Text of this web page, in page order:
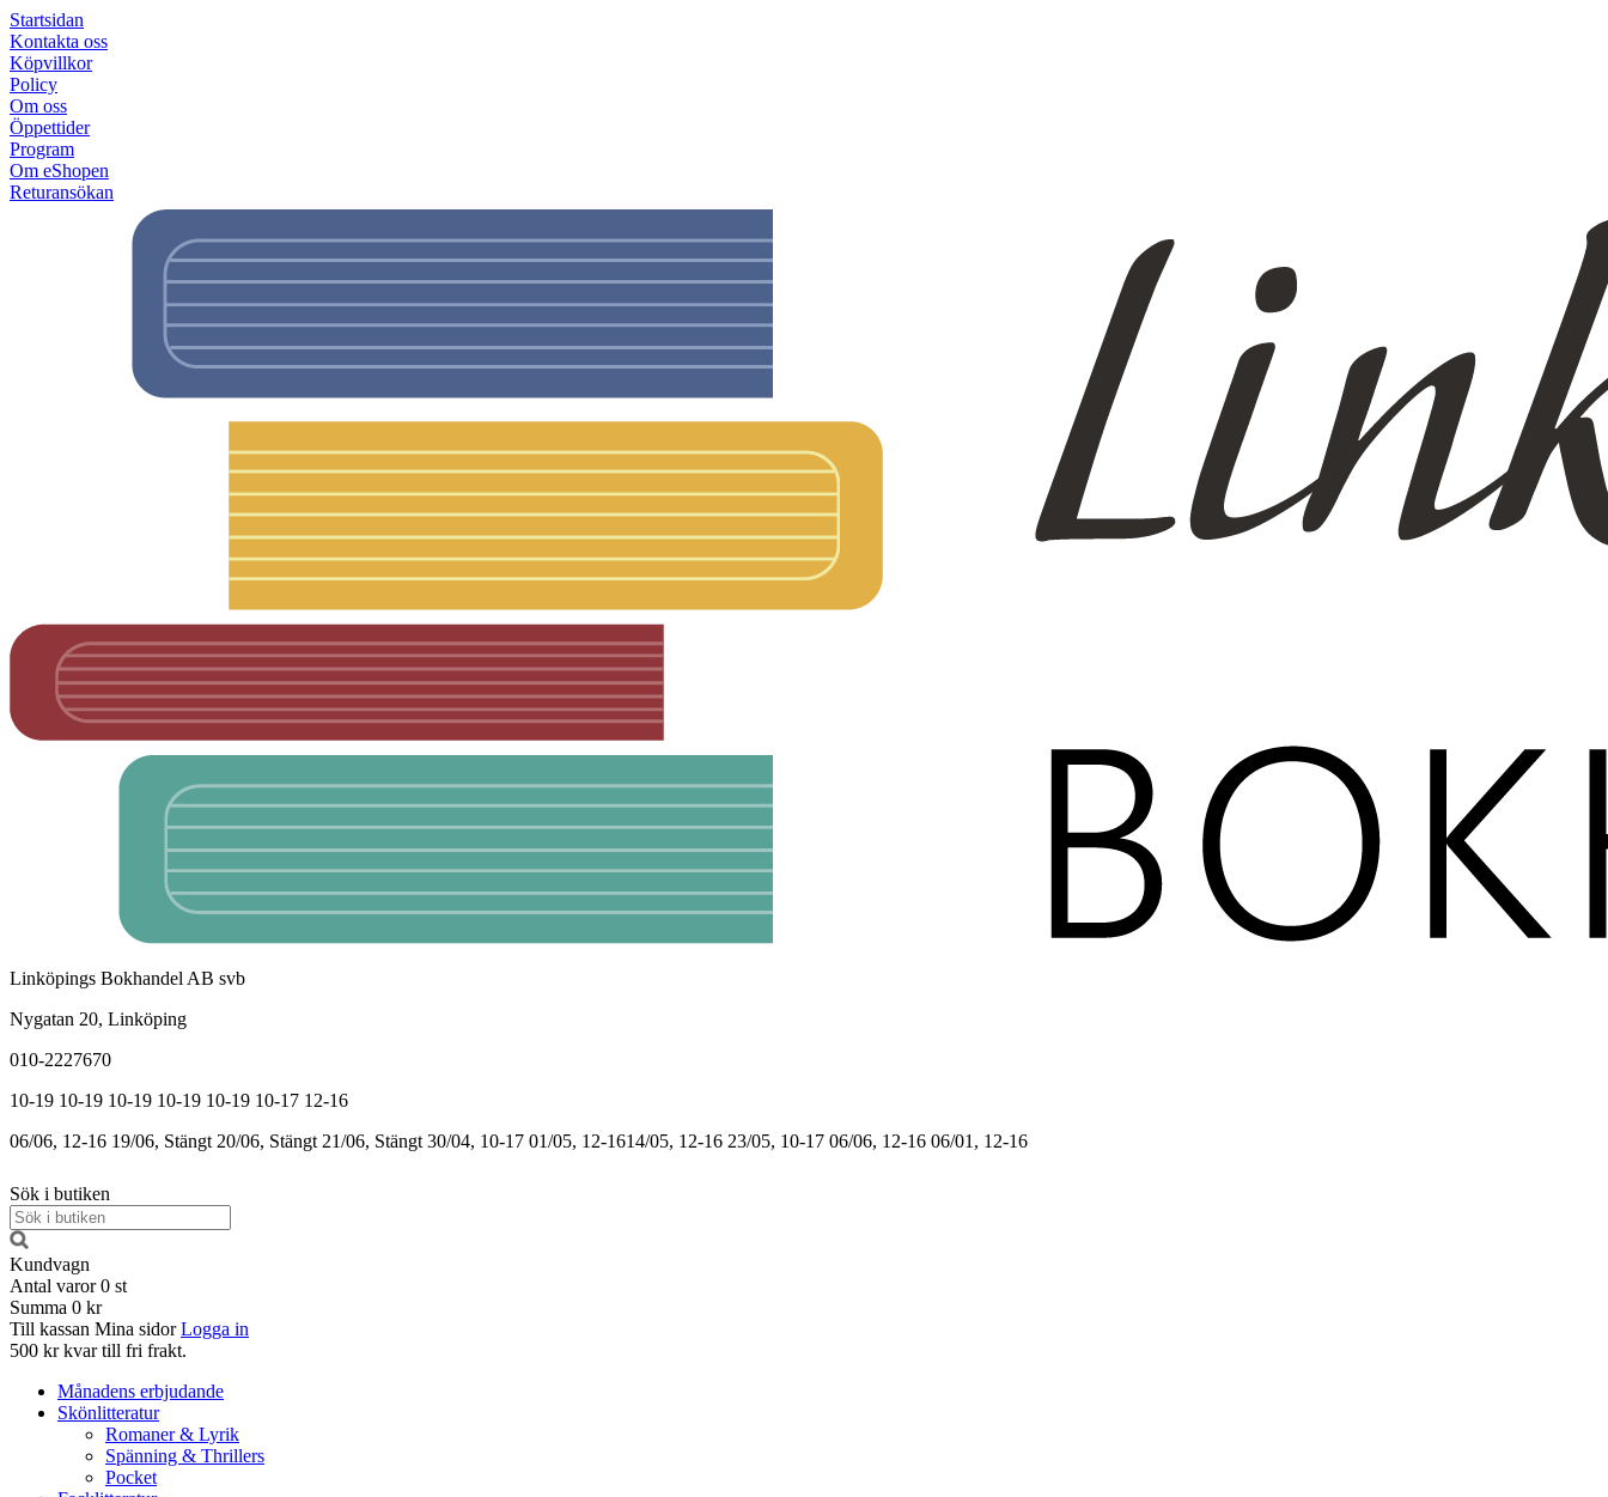
Startsidan
Kontakta oss
Köpvillkor
Policy
Om oss
Öppettider
Program
Om eShopen
Returansökan
Linköpings Bokhandel AB svb
Nygatan 20, Linköping
010-2227670
10-19 10-19 10-19 10-19 10-19 10-17 12-16
06/06, 12-16 19/06, Stängt 20/06, Stängt 21/06, Stängt 30/04, 10-17 01/05, 12-1614/05, 12-16 23/05, 10-17 06/06, 12-16 06/01, 12-16
Sök i butiken
Kundvagn
Antal varor 0 st
Summa 0 kr
Till kassan Mina sidor Logga in
500 kr kvar till fri frakt.
Månadens erbjudande
Skönlitteratur
Romaner & Lyrik
Spänning & Thrillers
Pocket